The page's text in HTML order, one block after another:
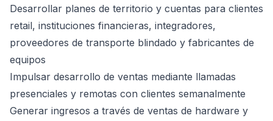
Desarrollar planes de territorio y cuentas para clientes
retail, instituciones financieras, integradores,
proveedores de transporte blindado y fabricantes de
equipos
Impulsar desarrollo de ventas mediante llamadas
presenciales y remotas con clientes semanalmente
Generar ingresos a través de ventas de hardware y